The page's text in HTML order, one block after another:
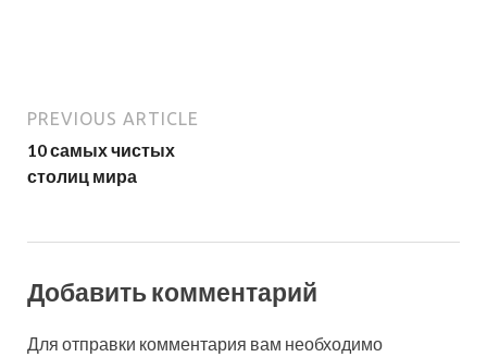
PREVIOUS ARTICLE
10 самых чистых
столиц мира
Добавить комментарий
Для отправки комментария вам необходимо